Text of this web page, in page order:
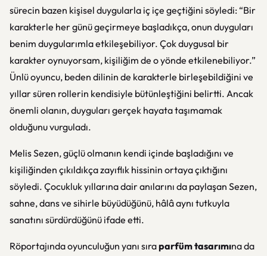
sürecin bazen kişisel duygularla iç içe geçtiğini söyledi: “Bir
karakterle her günü geçirmeye başladıkça, onun duyguları
benim duygularımla etkileşebiliyor. Çok duygusal bir
karakter oynuyorsam, kişiliğim de o yönde etkilenebiliyor.”
Ünlü oyuncu, beden dilinin de karakterle birleşebildiğini ve
yıllar süren rollerin kendisiyle bütünleştiğini belirtti. Ancak
önemli olanın, duyguları gerçek hayata taşımamak
olduğunu vurguladı.
Melis Sezen, güçlü olmanın kendi içinde başladığını ve
kişiliğinden çıkıldıkça zayıflık hissinin ortaya çıktığını
söyledi. Çocukluk yıllarına dair anılarını da paylaşan Sezen,
sahne, dans ve sihirle büyüdüğünü, hâlâ aynı tutkuyla
sanatını sürdürdüğünü ifade etti.
Röportajında oyunculuğun yanı sıraparfüm tasarımına da